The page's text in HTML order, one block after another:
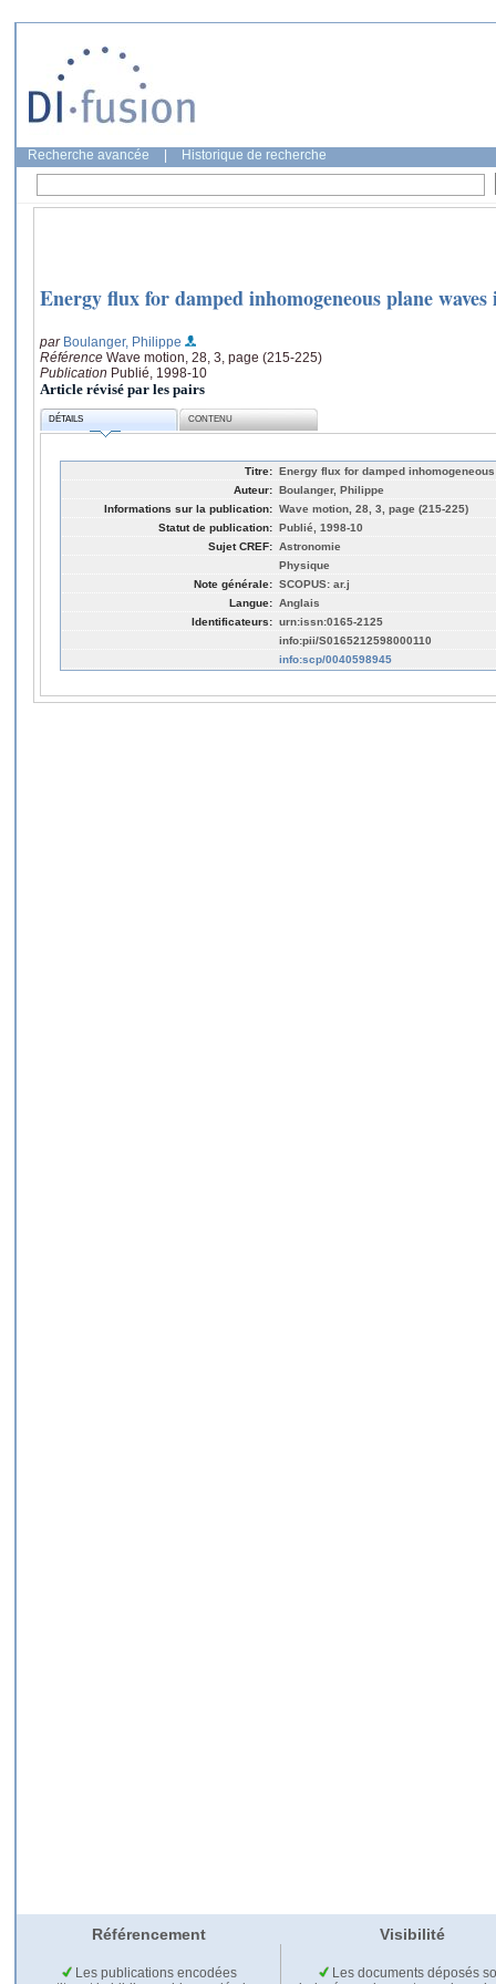
Recherche avancée Historique de recherche
Energy flux for damped inhomogeneous plane
par Boulanger, Philippe
Référence Wave motion, 28, 3, page (215-225)
Publication Publié, 1998-10
Article révisé par les pairs
DÉTAILS CONTENU
Titre: Energy flux for damped
Auteur: Boulanger, Philippe
Informations sur la publication: Wave motion, 28, 3, page (215-225)
Statut de publication: Publié, 1998-10
Sujet CREF: Astronomie
Physique
Note générale: SCOPUS: ar.j
Langue: Anglais
Identificateurs: urn:issn:0165-2125
info:pii/S0165212598000110
info:scp/0040598945
Référencement Visibilité
Les publications encodées
Les documents déposés